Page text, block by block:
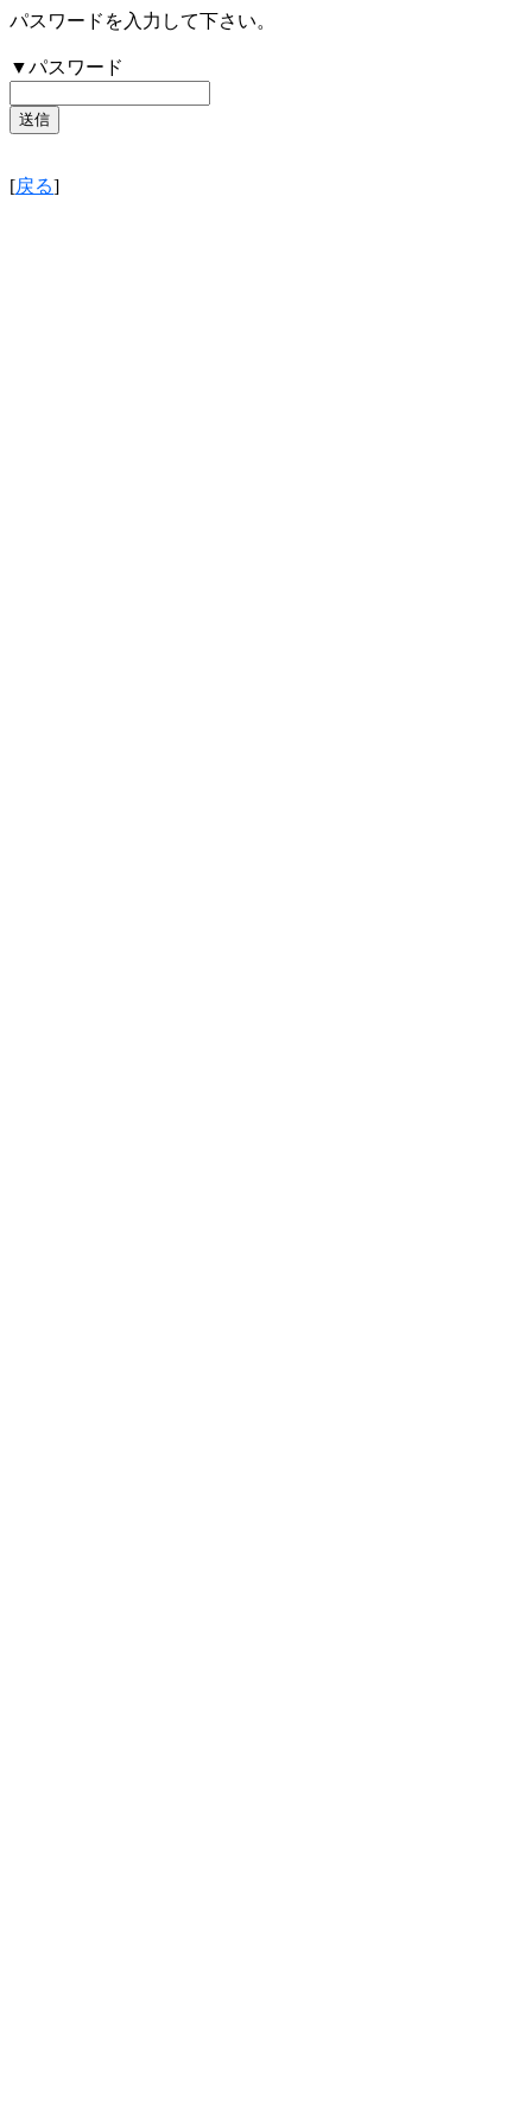
パスワードを入力して下さい。
▼パスワード
[戻る]